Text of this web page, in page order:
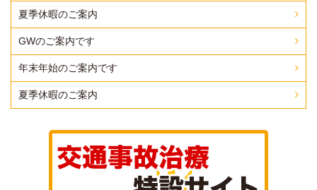
夏季休暇のご案内
GWのご案内です
年末年始のご案内です
夏季休暇のご案内